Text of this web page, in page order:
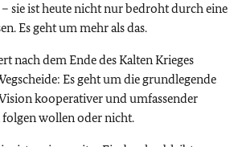
sie ist heute nicht nur bedroht durch eine
Es geht um mehr als das.
nach dem Ende des Kalten Krieges
Es geht um die grundlegende
kooperativer und umfassender
wollen oder nicht.